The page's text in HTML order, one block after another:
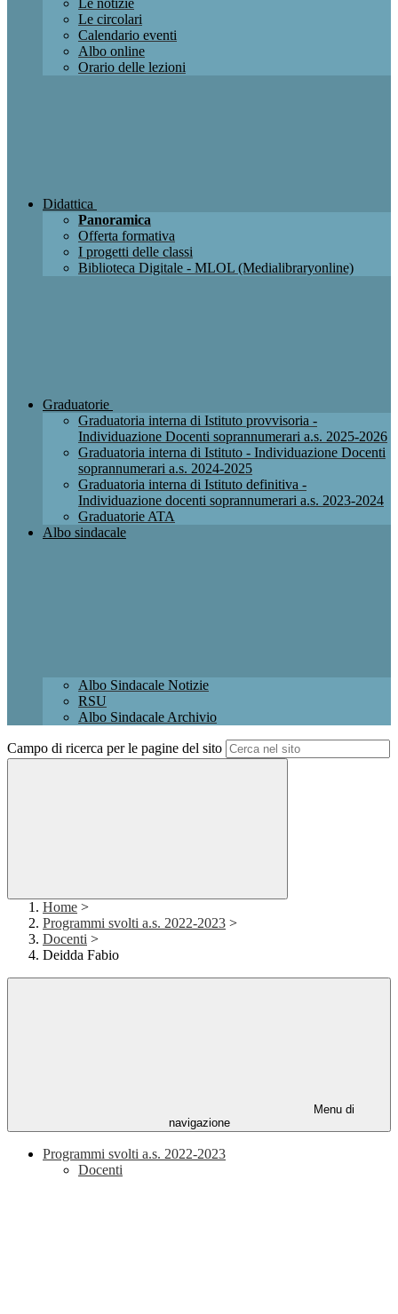
Le notizie
Le circolari
Calendario eventi
Albo online
Orario delle lezioni
Didattica
Panoramica
Offerta formativa
I progetti delle classi
Biblioteca Digitale - MLOL (Medialibraryonline)
Graduatorie
Graduatoria interna di Istituto provvisoria -
Individuazione Docenti soprannumerari a.s. 2025-2026
Graduatoria interna di Istituto - Individuazione Docenti
soprannumerari a.s. 2024-2025
Graduatoria interna di Istituto definitiva -
Individuazione docenti soprannumerari a.s. 2023-2024
Graduatorie ATA
Albo sindacale
Albo Sindacale Notizie
RSU
Albo Sindacale Archivio
Campo di ricerca per le pagine del sito
Home >
Programmi svolti a.s. 2022-2023 >
Docenti >
Deidda Fabio
Menu di
navigazione
Programmi svolti a.s. 2022-2023
Docenti